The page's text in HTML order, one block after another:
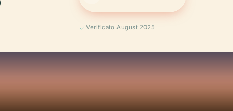
Verificato August 2025